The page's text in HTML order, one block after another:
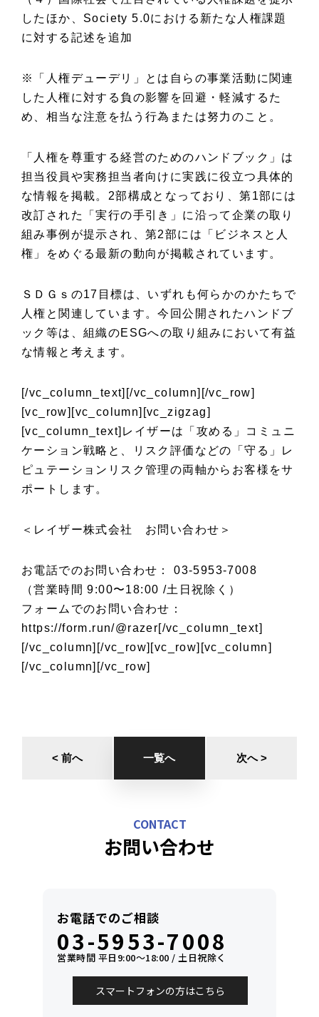
したほか、Society 5.0における新たな人権課題
に対する記述を追加
※「人権デューデリ」とは自らの事業活動に関連
した人権に対する負の影響を回避・軽減するた
め、相当な注意を払う行為または努力のこと。
「人権を尊重する経営のためのハンドブック」は
担当役員や実務担当者向けに実践に役立つ具体的
な情報を掲載。2部構成となっており、第1部には
改訂された「実行の手引き」に沿って企業の取り
組み事例が提示され、第2部には「ビジネスと人
権」をめぐる最新の動向が掲載されています。
ＳＤＧｓの17目標は、いずれも何らかのかたちで
人権と関連しています。今回公開されたハンドブ
ック等は、組織のESGへの取り組みにおいて有益
な情報と考えます。
[/vc_column_text][/vc_column][/vc_row]
[vc_row][vc_column][vc_zigzag]
[vc_column_text]レイザーは「攻める」コミュニ
ケーション戦略と、リスク評価などの「守る」レ
ピュテーションリスク管理の両軸からお客様をサ
ポートします。
＜レイザー株式会社 お問い合わせ＞
お電話でのお問い合わせ： 03-5953-7008
（営業時間 9:00〜18:00 /土日祝除く）
フォームでのお問い合わせ：
https://form.run/@razer[/vc_column_text]
[/vc_column][/vc_row][vc_row][vc_column]
[/vc_column][/vc_row]
< 前へ 一覧へ 次へ >
CONTACT
お問い合わせ
お電話でのご相談
03-5953-7008
営業時間 平日9:00〜18:00 / 土日祝除く
スマートフォンの方はこちら